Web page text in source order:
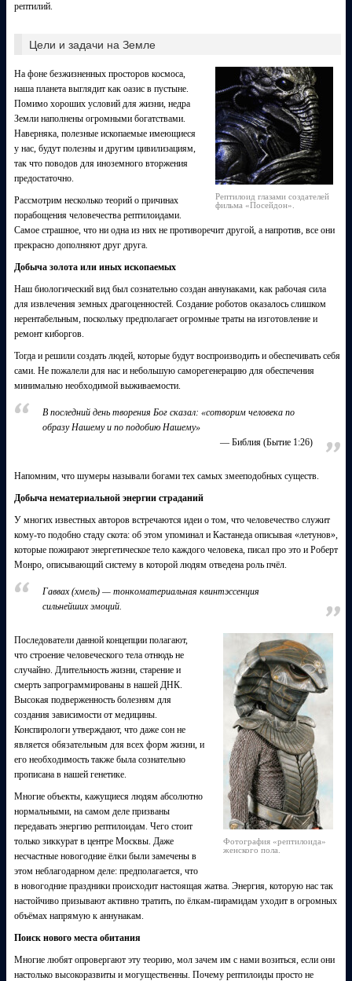
рептилий.
Цели и задачи на Земле
Рептилоид глазами создателей
фильма «Посейдон».
На фоне безжизненных просторов космоса,
наша планета выглядит как оазис в пустыне.
Помимо хороших условий для жизни, недра
Земли наполнены огромными богатствами.
Наверняка, полезные ископаемые имеющиеся
у нас, будут полезны и другим цивилизациям,
так что поводов для иноземного вторжения
предостаточно.
Рассмотрим несколько теорий о причинах
порабощения человечества рептилоидами.
Самое страшное, что ни одна из них не противоречит другой, а напротив, все они
прекрасно дополняют друг друга.
Добыча золота или иных ископаемых
Наш биологический вид был сознательно создан аннунаками, как рабочая сила
для извлечения земных драгоценностей. Создание роботов оказалось слишком
нерентабельным, поскольку предполагает огромные траты на изготовление и
ремонт киборгов.
Тогда и решили создать людей, которые будут воспроизводить и обеспечивать себя
сами. Не пожалели для нас и небольшую саморегенерацию для обеспечения
минимально необходимой выживаемости.
В последний день творения Бог сказал: «сотворим человека по
образу Нашему и по подобию Нашему»
Библия (Бытие 1:26)
Напомним, что шумеры называли богами тех самых змееподобных существ.
Добыча нематериальной энергии страданий
У многих известных авторов встречаются идеи о том, что человечество служит
кому-то подобно стаду скота: об этом упоминал и Кастанеда описывая «летунов»,
которые пожирают энергетическое тело каждого человека, писал про это и Роберт
Монро, описывающий систему в которой людям отведена роль пчёл.
Гаввах (хмель) — тонкоматериальная квинтэссенция
сильнейших эмоций.
Фотография «рептилоида»
женского пола.
Последователи данной концепции полагают,
что строение человеческого тела отнюдь не
случайно. Длительность жизни, старение и
смерть запрограммированы в нашей ДНК.
Высокая подверженность болезням для
создания зависимости от медицины.
Конспирологи утверждают, что даже сон не
является обязательным для всех форм жизни, и
его необходимость также была сознательно
прописана в нашей генетике.
Многие объекты, кажущиеся людям абсолютно
нормальными, на самом деле призваны
передавать энергию рептилоидам. Чего стоит
только зиккурат в центре Москвы. Даже
несчастные новогодние ёлки были замечены в
этом неблагодарном деле: предполагается, что
в новогодние праздники происходит настоящая жатва. Энергия, которую нас так
настойчиво призывают активно тратить, по ёлкам-пирамидам уходит в огромных
объёмах напрямую к аннунакам.
Поиск нового места обитания
Многие любят опровергают эту теорию, мол зачем им с нами возиться, если они
настолько высокоразвиты и могущественны. Почему рептилоиды просто не